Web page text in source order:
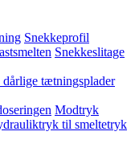
Snekkeprofil
Snekkeslitage
tætningsplader
Modtryk
til smeltetryk